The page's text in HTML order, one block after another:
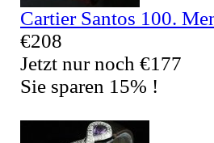
Cartier Santos 100.
€208
Jetzt nur noch €177
Sie sparen 15% !